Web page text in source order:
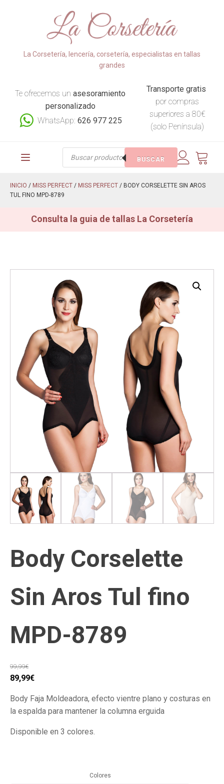
La Corsetería, lencería, corsetería, especialistas en tallas
grandes
Te ofrecemos unasesoramiento
personalizado
WhatsApp:626 977 225
Transporte gratis
por compras
superiores a 80€
(solo Península)
Búsqueda
BUSCAR
INICIO / MISS PERFECT / MISS PERFECT / BODY CORSELETTE SIN AROS
TUL FINO MPD-8789
Consulta la guia de tallas La Corsetería
Body Corselette
Sin Aros Tul fino
MPD-8789
99,99€
El
original
era:
99,99€.
89,99€El
actual
es:
89,99€.
Body Faja Moldeadora, efecto vientre plano y costuras en
la espalda para mantener la columna erguida
Disponible en 3 colores.
Colores